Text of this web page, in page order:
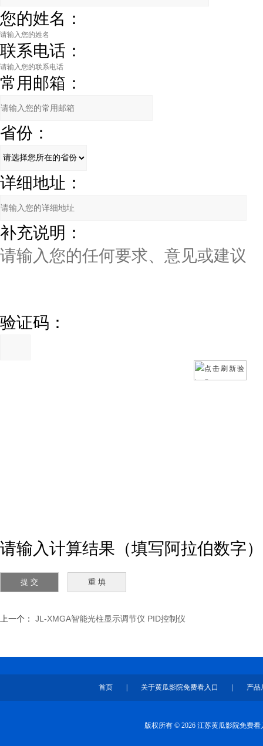
您的姓名：
联系电话：
常用邮箱：
省份：
详细地址：
补充说明：
验证码：
请输入计算结果（填写阿拉伯数字
上一个： JL-XMGA智能光柱显示调节仪 PID控制仪
首页 关于黄瓜影院免费看入口 产品
版权所有 © 2026 江苏黄瓜影院免费